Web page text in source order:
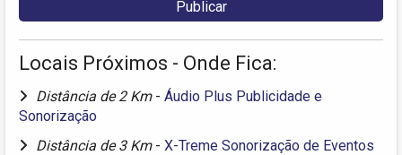
Locais Próximos - Onde Fica:
Distância de 2 Km - Áudio Plus Publicidade e
Sonorização
Distância de 3 Km - X-Treme Sonorização de Eventos